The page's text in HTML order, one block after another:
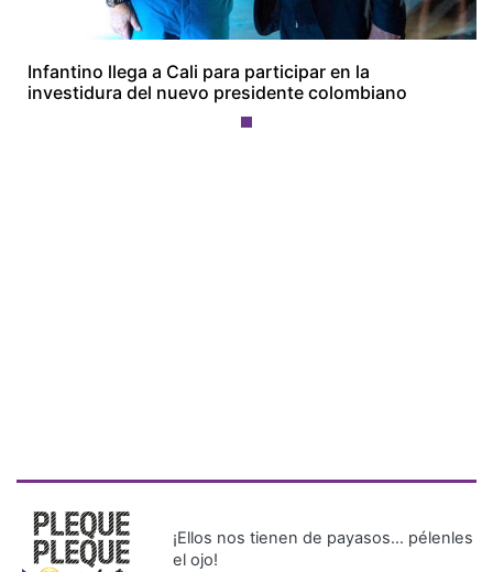
Infantino llega a Cali para participar en la
investidura del nuevo presidente colombiano
¡Ellos nos tienen de payasos… pélenles
el ojo!